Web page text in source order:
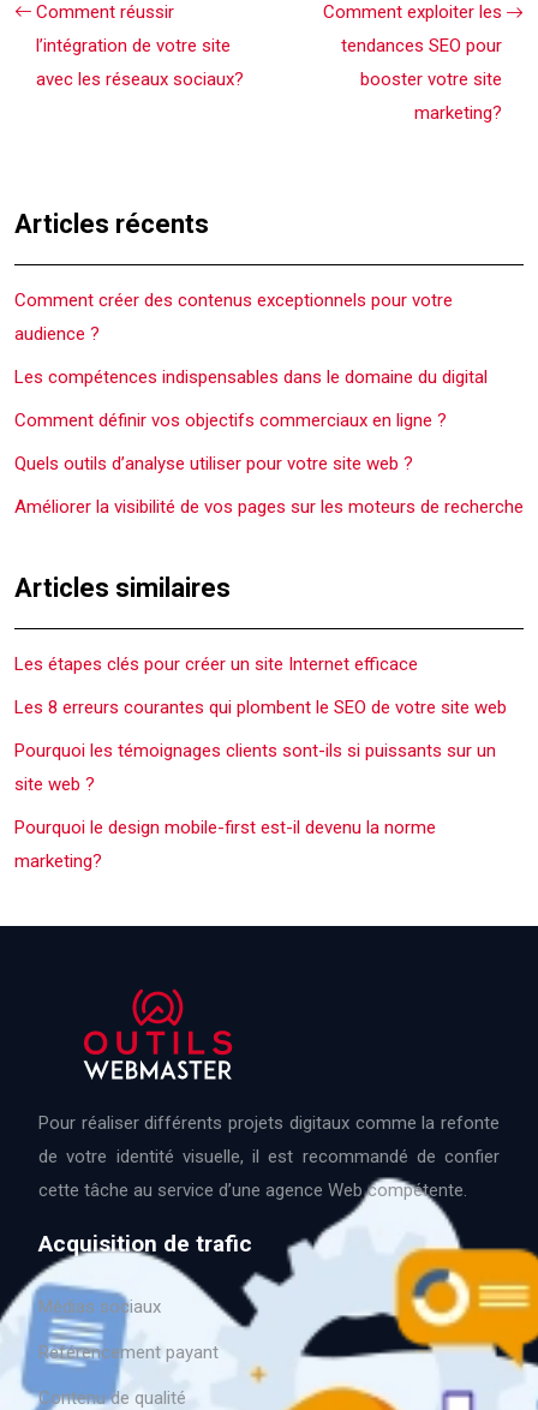
Comment réussir
l’intégration de votre site
avec les réseaux sociaux?
Comment exploiter les
tendances SEO pour
booster votre site
marketing?
Articles récents
Comment créer des contenus exceptionnels pour votre
audience ?
Les compétences indispensables dans le domaine du digital
Comment définir vos objectifs commerciaux en ligne ?
Quels outils d’analyse utiliser pour votre site web ?
Améliorer la visibilité de vos pages sur les moteurs de recherche
Articles similaires
Les étapes clés pour créer un site Internet efficace
Les 8 erreurs courantes qui plombent le SEO de votre site web
Pourquoi les témoignages clients sont-ils si puissants sur un
site web ?
Pourquoi le design mobile-first est-il devenu la norme
marketing?
Pour réaliser différents projets digitaux comme la refonte
de votre identité visuelle, il est recommandé de confier
cette tâche au service d’une agence Web compétente.
Acquisition de trafic
Médias sociaux
Référencement payant
Contenu de qualité